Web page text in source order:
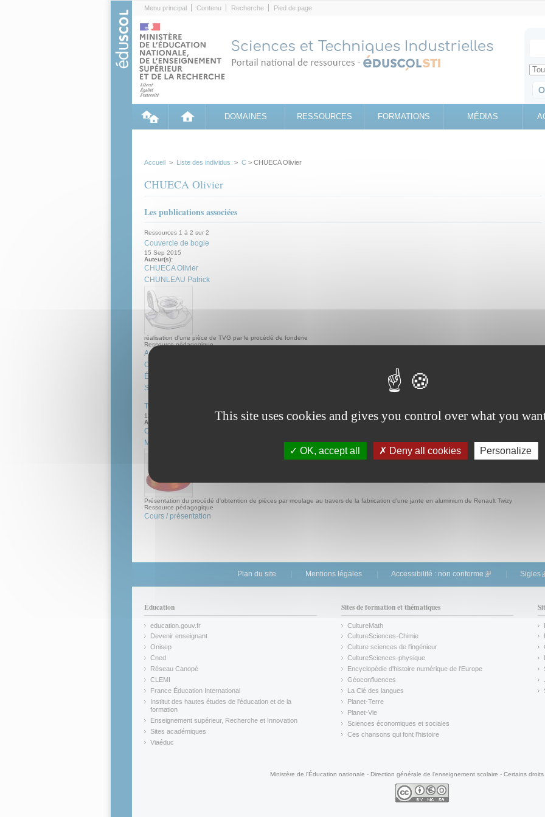
Menu principal Contenu Recherche Pied de page
DOMAINES RESSOURCES FORMATIONS MÉDIAS
Accueil > Liste des individus > C > CHUECA Olivier
CHUECA Olivier
Les publications associées
Ressources 1 à 2 sur 2
Couvercle de bogie
15 Sep 2015
Auteur(s):
CHUECA Olivier
CHUNLEAU Patrick
réalisation d'une pièce de TVG par le procédé de fonderie
Ressource pédagogique
Animation
Cours / présentation
Étude de cas
Simulation
Twizy et la fonderie
11 nov 2014
Auteur(s):
CHUECA Olivier
MARINE Cyril
Présentation du procédé d'obtention de pièces par moulage au travers de la fabrication d'une jante en aluminium de Renault Twizy
Ressource pédagogique
Cours / présentation
Plan du site Mentions légales Accessibilité : non conforme (link is external)
Sigles
Éducation
education.gouv.fr
(link is external)
Devenir enseignant
(link is external)
Onisep
(link is external)
Cned
(link is external)
Réseau Canopé
(link is external)
CLEMI
(link is external)
France Éducation International
(link is external)
Institut des hautes études de l'éducation et de la
formation
(link is external)
Enseignement supérieur, Recherche et Innovation
(link is external)
Sites académiques
(link is external)
Viaéduc
Sites de formation et thématiques
CultureMath
(link is external)
CultureSciences-Chimie
(link is external)
Culture sciences de l'ingénieur
CultureSciences-physique
(link is external)
Encyclopédie d'histoire numérique de l'Europe
(link is external)
Géoconfluences
(link is external)
La Clé des langues
(link is external)
Planet-Terre
(link is external)
Planet-Vie
(link is external)
Sciences économiques et sociales
(link is external)
Ces chansons qui font l'histoire
Ministère de l'Éducation nationale - Direction générale de l'enseignement scolaire - Certains droits
This site uses cookies and gives you control over what you
OK, accept all Deny all cookies Personalize